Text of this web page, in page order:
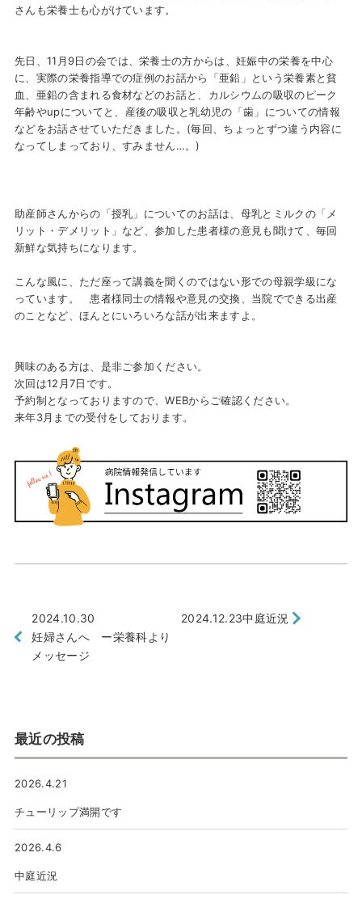
さんも栄養士も心がけています。
先日、 11 月9日の会では、栄養士の方からは、妊娠中の栄養を中心
に、実際の栄養指導での症例のお話から「亜鉛」という栄養素と貧
血、亜鉛の含まれる食材などのお話と、カルシウムの吸収のピーク
年齢やupについてと、産後の吸収と乳幼児の「歯」についての情報
などをお話させていただきました。 (毎回、ちょっとずつ違う内容に
なってしまっており、すみません…。)
助産師さんからの「授乳」についてのお話は、母乳とミルクの「メ
リット・デメリット」など、参加した患者様の意見も聞けて、毎回
新鮮な気持ちになります。
こんな風に、ただ座って講義を聞くのではない形での母親学級にな
っています。 患者様同士の情報や意見の交換、当院でできる出産
のことなど、ほんとにいろいろな話が出来ますよ。
興味のある方は、是非ご参加ください。
次回は12月7日です。
予約制となっておりますので、WEBからご確認ください。
来年3月までの受付をしております。
2024.10.30
妊婦さんへ ー栄養科より
メッセージ
2024.12.23中庭近況
最近の投稿
チューリップ満開です
2026.4.21
中庭近況
2026.4.6